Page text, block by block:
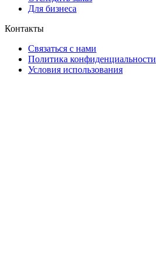
Для бизнеса
Контакты
Связаться с нами
Политика конфиденциальности
Условия использования